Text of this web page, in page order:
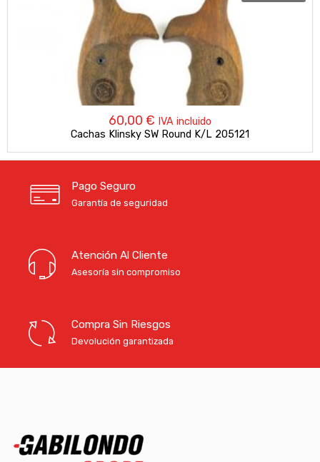
60,00 € IVA incluido
Cachas Klinsky SW Round K/L 205121
Pago Seguro
Garantía de seguridad
Atención Al Cliente
Asesoría sin compromiso
Compra Sin Riesgos
Devolución garantizada